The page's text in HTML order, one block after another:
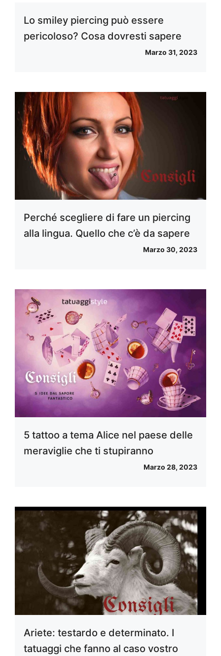
Lo smiley piercing può essere
pericoloso? Cosa dovresti sapere
Marzo 31, 2023
Perché scegliere di fare un piercing
alla lingua. Quello che c’è da sapere
Marzo 30, 2023
5 tattoo a tema Alice nel paese delle
meraviglie che ti stupiranno
Marzo 28, 2023
Ariete: testardo e determinato. I
tatuaggi che fanno al caso vostro